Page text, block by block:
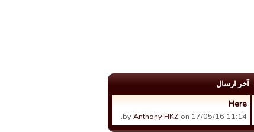
آخر ارسال
Here
byAnthony HKZ on 17/05/16 11:14.